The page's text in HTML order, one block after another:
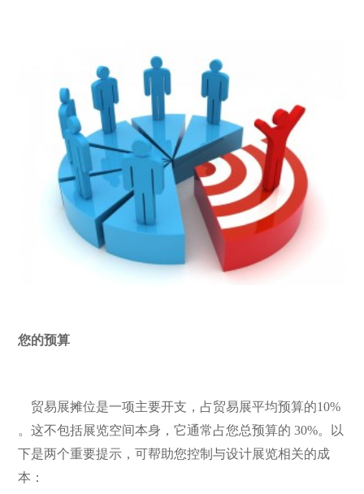
您的预算
贸易展摊位是一项主要开支，占贸易展平均预算的10%
。这不包括展览空间本身，它通常占您总预算的 30%。以
下是两个重要提示，可帮助您控制与设计展览相关的成
本：